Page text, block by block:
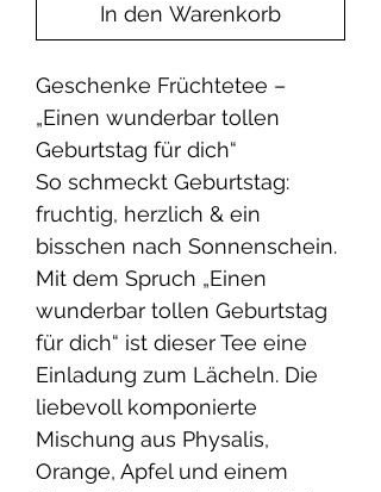
In den Warenkorb
Geschenke Früchtetee –
„Einen wunderbar tollen
Geburtstag für dich“
So schmeckt Geburtstag:
fruchtig, herzlich & ein
bisschen nach Sonnenschein.
Mit dem Spruch „Einen
wunderbar tollen Geburtstag
für dich“ ist dieser Tee eine
Einladung zum Lächeln. Die
liebevoll komponierte
Mischung aus Physalis,
Orange, Apfel und einem